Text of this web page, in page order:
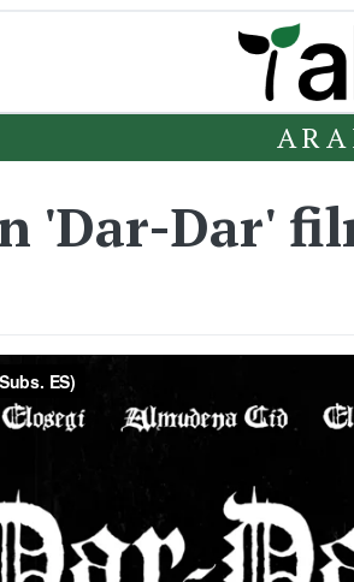
'Dar-Dar'